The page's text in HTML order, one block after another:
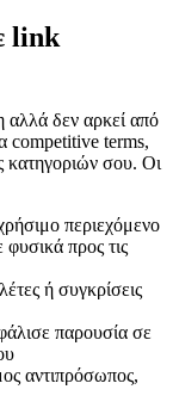
link
αλλά δεν αρκεί από
competitive terms,
κατηγοριών σου. Οι
περιεχόμενο
προς τις
ή συγκρίσεις
παρουσία σε
αντιπρόσωπος,